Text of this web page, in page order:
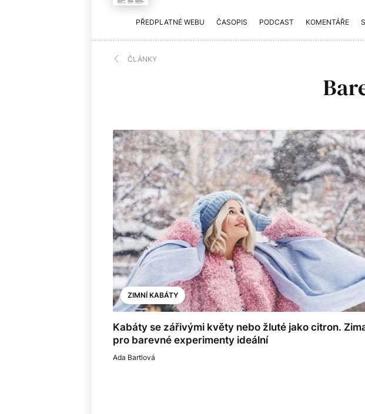
PŘEDPLATNÉ WEBU ČASOPIS PODCAST KOMENTÁŘE
ČLÁNKY
ZIMNÍ KABÁTY
Kabáty se zářivými květy nebo žluté jako citron.
pro barevné experimenty ideální
Ada Bartlová